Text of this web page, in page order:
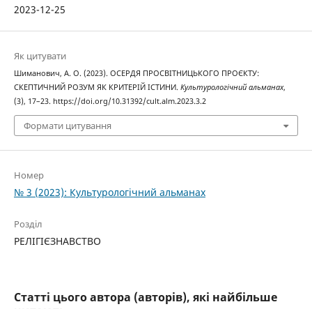
2023-12-25
Як цитувати
Шиманович, А. О. (2023). ОСЕРДЯ ПРОСВІТНИЦЬКОГО ПРОЄКТУ:
СКЕПТИЧНИЙ РОЗУМ ЯК КРИТЕРІЙ ІСТИНИ. Культурологічний альманах,
(3), 17–23. https://doi.org/10.31392/cult.alm.2023.3.2
Формати цитування
Номер
№ 3 (2023): Культурологічний альманах
Розділ
РЕЛІГІЄЗНАВСТВО
Статті цього автора (авторів), які найбільше